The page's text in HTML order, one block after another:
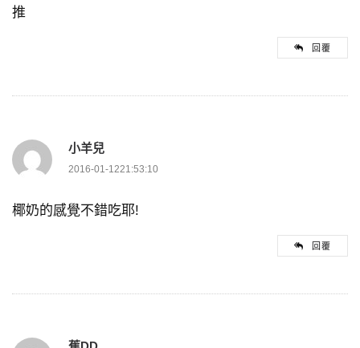
推
回覆
小羊兒
2016-01-1221:53:10
椰奶的感覺不錯吃耶!
回覆